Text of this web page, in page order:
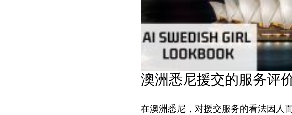
澳洲悉尼援交的服务评
在澳洲悉尼，对援交服务的看法因人